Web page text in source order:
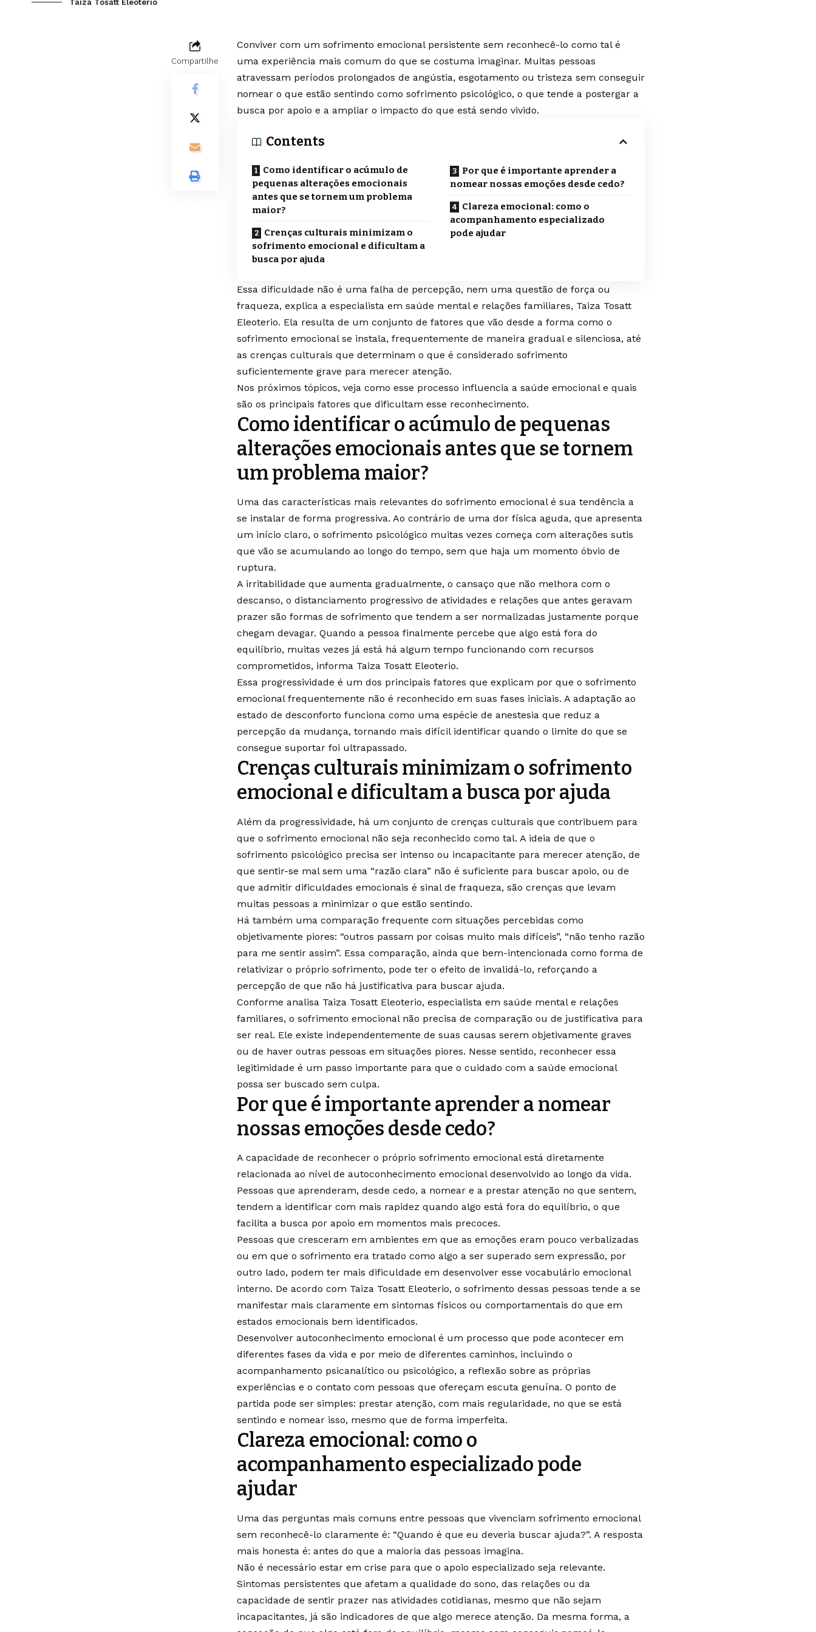
Taiza Tosatt Eleoterio
Compartilhe
Conviver com um sofrimento emocional persistente sem reconhecê-lo como tal é
uma experiência mais comum do que se costuma imaginar. Muitas pessoas
atravessam períodos prolongados de angústia, esgotamento ou tristeza sem conseguir
nomear o que estão sentindo como sofrimento psicológico, o que tende a postergar a
busca por apoio e a ampliar o impacto do que está sendo vivido.
Contents
Como identificar o acúmulo de
pequenas alterações emocionais
antes que se tornem um problema
maior?
Crenças culturais minimizam o
sofrimento emocional e dificultam a
busca por ajuda
Por que é importante aprender a
nomear nossas emoções desde cedo?
Clareza emocional: como o
acompanhamento especializado
pode ajudar
Essa dificuldade não é uma falha de percepção, nem uma questão de força ou
fraqueza, explica a especialista em saúde mental e relações familiares, Taiza Tosatt
Eleoterio. Ela resulta de um conjunto de fatores que vão desde a forma como o
sofrimento emocional se instala, frequentemente de maneira gradual e silenciosa, até
as crenças culturais que determinam o que é considerado sofrimento
suficientemente grave para merecer atenção.
Nos próximos tópicos, veja como esse processo influencia a saúde emocional e quais
são os principais fatores que dificultam esse reconhecimento.
Como identificar o acúmulo de pequenas
alterações emocionais antes que se tornem
um problema maior?
Uma das características mais relevantes do sofrimento emocional é sua tendência a
se instalar de forma progressiva. Ao contrário de uma dor física aguda, que apresenta
um início claro, o sofrimento psicológico muitas vezes começa com alterações sutis
que vão se acumulando ao longo do tempo, sem que haja um momento óbvio de
ruptura.
A irritabilidade que aumenta gradualmente, o cansaço que não melhora com o
descanso, o distanciamento progressivo de atividades e relações que antes geravam
prazer são formas de sofrimento que tendem a ser normalizadas justamente porque
chegam devagar. Quando a pessoa finalmente percebe que algo está fora do
equilíbrio, muitas vezes já está há algum tempo funcionando com recursos
comprometidos, informa Taiza Tosatt Eleoterio.
Essa progressividade é um dos principais fatores que explicam por que o sofrimento
emocional frequentemente não é reconhecido em suas fases iniciais. A adaptação ao
estado de desconforto funciona como uma espécie de anestesia que reduz a
percepção da mudança, tornando mais difícil identificar quando o limite do que se
consegue suportar foi ultrapassado.
Crenças culturais minimizam o sofrimento
emocional e dificultam a busca por ajuda
Além da progressividade, há um conjunto de crenças culturais que contribuem para
que o sofrimento emocional não seja reconhecido como tal. A ideia de que o
sofrimento psicológico precisa ser intenso ou incapacitante para merecer atenção, de
que sentir-se mal sem uma “razão clara” não é suficiente para buscar apoio, ou de
que admitir dificuldades emocionais é sinal de fraqueza, são crenças que levam
muitas pessoas a minimizar o que estão sentindo.
Há também uma comparação frequente com situações percebidas como
objetivamente piores: “outros passam por coisas muito mais difíceis”, “não tenho razão
para me sentir assim”. Essa comparação, ainda que bem-intencionada como forma de
relativizar o próprio sofrimento, pode ter o efeito de invalidá-lo, reforçando a
percepção de que não há justificativa para buscar ajuda.
Conforme analisa Taiza Tosatt Eleoterio, especialista em saúde mental e relações
familiares, o sofrimento emocional não precisa de comparação ou de justificativa para
ser real. Ele existe independentemente de suas causas serem objetivamente graves
ou de haver outras pessoas em situações piores. Nesse sentido, reconhecer essa
legitimidade é um passo importante para que o cuidado com a saúde emocional
possa ser buscado sem culpa.
Por que é importante aprender a nomear
nossas emoções desde cedo?
A capacidade de reconhecer o próprio sofrimento emocional está diretamente
relacionada ao nível de autoconhecimento emocional desenvolvido ao longo da vida.
Pessoas que aprenderam, desde cedo, a nomear e a prestar atenção no que sentem,
tendem a identificar com mais rapidez quando algo está fora do equilíbrio, o que
facilita a busca por apoio em momentos mais precoces.
Pessoas que cresceram em ambientes em que as emoções eram pouco verbalizadas
ou em que o sofrimento era tratado como algo a ser superado sem expressão, por
outro lado, podem ter mais dificuldade em desenvolver esse vocabulário emocional
interno. De acordo com Taiza Tosatt Eleoterio, o sofrimento dessas pessoas tende a se
manifestar mais claramente em sintomas físicos ou comportamentais do que em
estados emocionais bem identificados.
Desenvolver autoconhecimento emocional é um processo que pode acontecer em
diferentes fases da vida e por meio de diferentes caminhos, incluindo o
acompanhamento psicanalítico ou psicológico, a reflexão sobre as próprias
experiências e o contato com pessoas que ofereçam escuta genuína. O ponto de
partida pode ser simples: prestar atenção, com mais regularidade, no que se está
sentindo e nomear isso, mesmo que de forma imperfeita.
Clareza emocional: como o
acompanhamento especializado pode
ajudar
Uma das perguntas mais comuns entre pessoas que vivenciam sofrimento emocional
sem reconhecê-lo claramente é: “Quando é que eu deveria buscar ajuda?”. A resposta
mais honesta é: antes do que a maioria das pessoas imagina.
Não é necessário estar em crise para que o apoio especializado seja relevante.
Sintomas persistentes que afetam a qualidade do sono, das relações ou da
capacidade de sentir prazer nas atividades cotidianas, mesmo que não sejam
incapacitantes, já são indicadores de que algo merece atenção. Da mesma forma, a